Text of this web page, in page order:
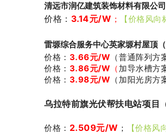
清远市润亿建筑装饰材料有限公
价格： 3.14元/W ； 【价格风向
雷塬综合服务中心英家塬村屋顶
价格： 3.66元/W （普通阵列方
价格： 3.86元/W （ 加导水槽方
价格： 3.98元/W （加阳光房方
乌拉特前旗光伏帮扶电站项目
价格： 2.509元/W ； 【价格风